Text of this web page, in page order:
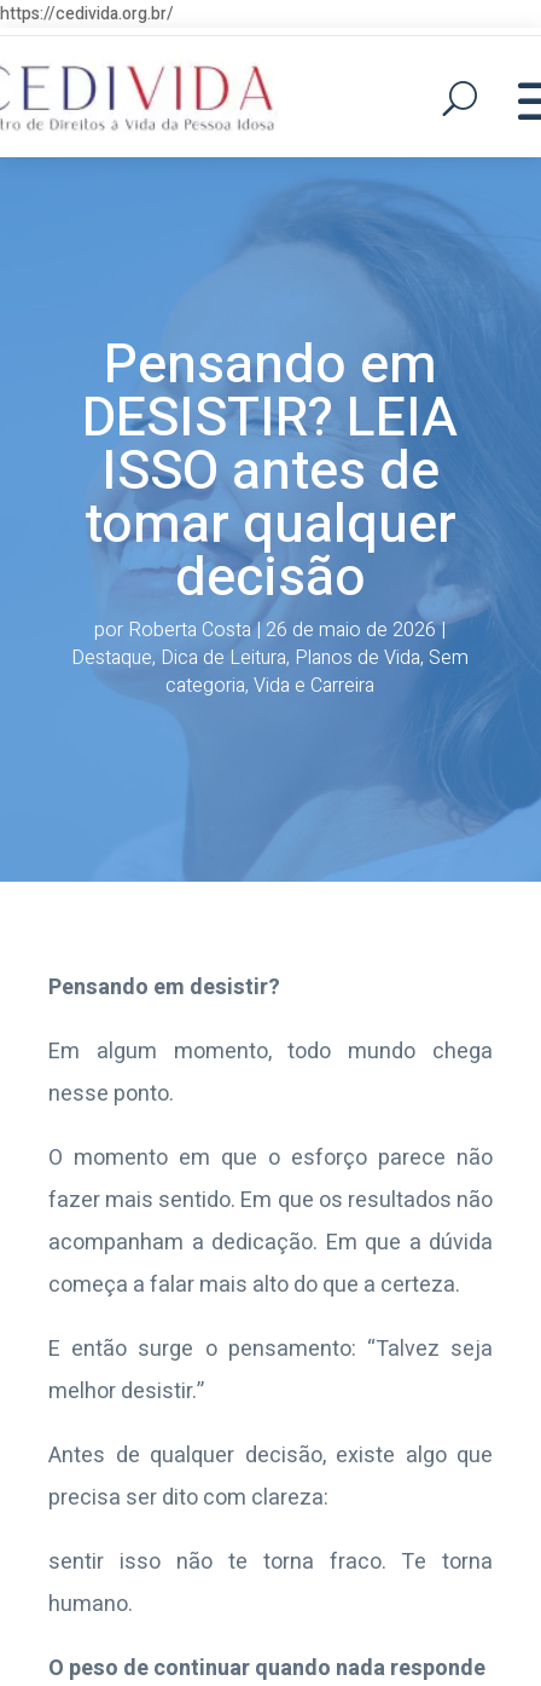
https://cedivida.org.br/
Pensando em
DESISTIR? LEIA
ISSO antes de
tomar qualquer
decisão
por Roberta Costa | 26 de maio de 2026|
Destaque, Dica de Leitura, Planos de Vida, Sem
categoria,Vida e Carreira
Pensando em desistir?
Em algum momento, todo mundo chega
nesse ponto.
O momento em que o esforço parece não
fazer mais sentido. Em que os resultados não
acompanham a dedicação. Em que a dúvida
começa a falar mais alto do que a certeza.
E então surge o pensamento: “Talvez seja
melhor desistir.”
Antes de qualquer decisão, existe algo que
precisa ser dito com clareza:
sentir isso não te torna fraco. Te torna
humano.
O peso de continuar quando nada responde